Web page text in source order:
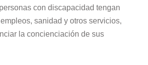
con discapacidad tengan
sanidad y otros servicios,
la concienciación de sus